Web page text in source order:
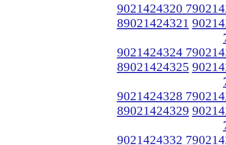
9021424320
89021424321
9021424324
89021424325
9021424328
89021424329
9021424332